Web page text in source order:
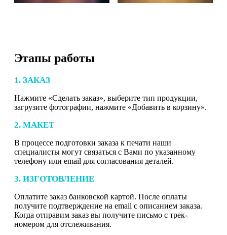
Этапы работы
1. ЗАКАЗ
Нажмите «Сделать заказ», выберите тип продукции,
загрузите фотографии, нажмите «Добавить в корзину».
2. МАКЕТ
В процессе подготовки заказа к печати наши
специалисты могут связаться с Вами по указанному
телефону или email для согласования деталей.
3. ИЗГОТОВЛЕНИЕ
Оплатите заказ банковской картой. После оплаты
получите подтверждение на email с описанием заказа.
Когда отправим заказ вы получите письмо с трек-
номером для отслеживания.